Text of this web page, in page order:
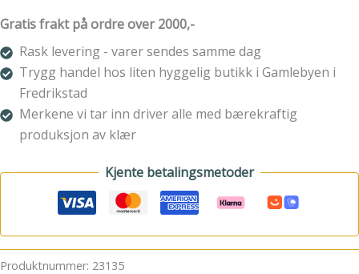
Gratis frakt på ordre over 2000,-
Rask levering - varer sendes samme dag
Trygg handel hos liten hyggelig butikk i Gamlebyen i
Fredrikstad
Merkene vi tar inn driver alle med bærekraftig
produksjon av klær
Kjente betalingsmetoder
Produktnummer: 23135